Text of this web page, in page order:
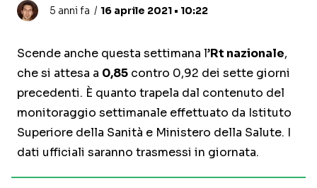
5 anni fa 16 aprile 2021 • 10:22
Scende anche questa settimana l’Rt nazionale,
che si attesa a 0,85 contro 0,92 dei sette giorni
precedenti. È quanto trapela dal contenuto del
monitoraggio settimanale effettuato da Istituto
Superiore della Sanità e Ministero della Salute. I
dati ufficiali saranno trasmessi in giornata.